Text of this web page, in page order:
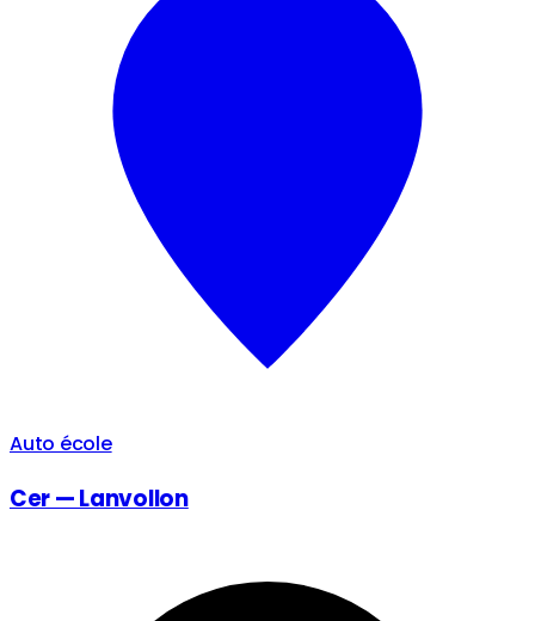
Auto école
Cer — Lanvollon